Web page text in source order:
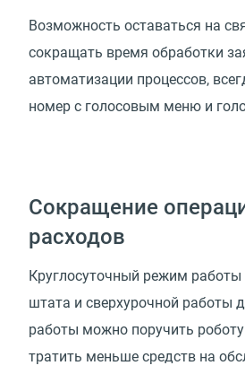
Возможность оставаться на
сокращать время обработки
автоматизации процессов,
номер с голосовым меню и
Сокращение
расходов
Круглосуточный режим работы
штата и сверхурочной работы
работы можно поручить
тратить меньше средств на